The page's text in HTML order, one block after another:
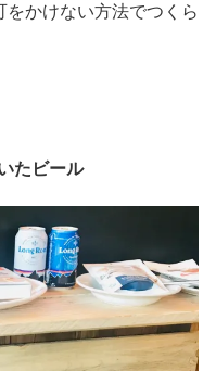
かけない方法でつくら
たビール